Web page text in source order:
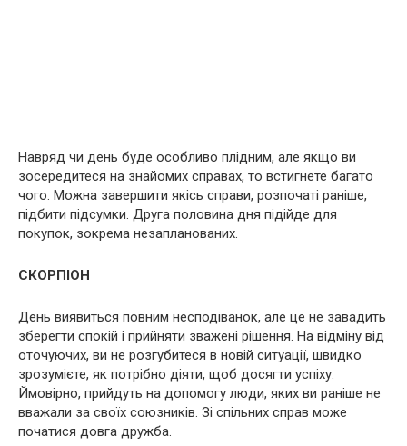
Навряд чи день буде особливо плідним, але якщо ви
зосередитеся на знайомих справах, то встигнете багато
чого. Можна завершити якісь справи, розпочаті раніше,
підбити підсумки. Друга половина дня підійде для
покупок, зокрема незапланованих.
СКОРПІОН
День виявиться повним несподіванок, але це не завадить
зберегти спокій і прийняти зважені рішення. На відміну від
оточуючих, ви не розгубитеся в новій ситуації, швидко
зрозумієте, як потрібно діяти, щоб досягти успіху.
Ймовірно, прийдуть на допомогу люди, яких ви раніше не
вважали за своїх союзників. Зі спільних справ може
початися довга дружба.